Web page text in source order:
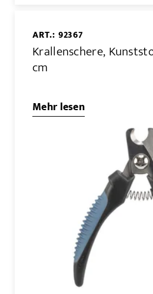
ART.: 92367
Krallenschere,
cm
Mehr lesen